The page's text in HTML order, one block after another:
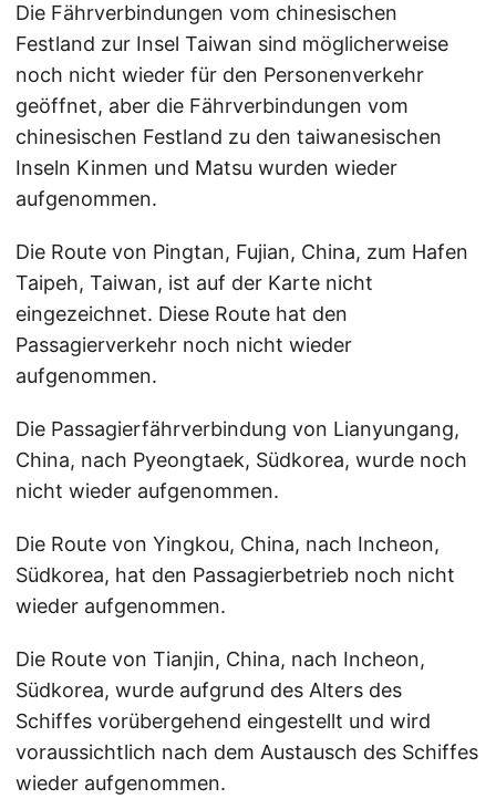
Die Fährverbindungen vom chinesischen
Festland zur Insel Taiwan sind möglicherweise
noch nicht wieder für den Personenverkehr
geöffnet, aber die Fährverbindungen vom
chinesischen Festland zu den taiwanesischen
Inseln Kinmen und Matsu wurden wieder
aufgenommen.
Die Route von Pingtan, Fujian, China, zum Hafen
Taipeh, Taiwan, ist auf der Karte nicht
eingezeichnet. Diese Route hat den
Passagierverkehr noch nicht wieder
aufgenommen.
Die Passagierfährverbindung von Lianyungang,
China, nach Pyeongtaek, Südkorea, wurde noch
nicht wieder aufgenommen.
Die Route von Yingkou, China, nach Incheon,
Südkorea, hat den Passagierbetrieb noch nicht
wieder aufgenommen.
Die Route von Tianjin, China, nach Incheon,
Südkorea, wurde aufgrund des Alters des
Schiffes vorübergehend eingestellt und wird
voraussichtlich nach dem Austausch des Schiffes
wieder aufgenommen.